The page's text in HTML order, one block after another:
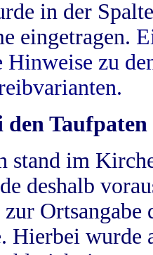
in der
eingetragen.
zu
den Taufpaten
stand im
deshalb
Hierbei wurde